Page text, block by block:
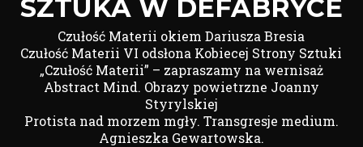
SZTUKA W DEFABRYCE
Czułość Materii okiem Dariusza Bresia
Czułość Materii VI odsłona Kobiecej Strony Sztuki
„Czułość Materii” – zapraszamy na wernisaż
Abstract Mind. Obrazy powietrzne Joanny
Styrylskiej
Protista nad morzem mgły. Transgresje medium.
Agnieszka Gewartowska.